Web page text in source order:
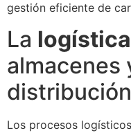
gestión eficiente de
La logística
almacenes
distribución
Los procesos